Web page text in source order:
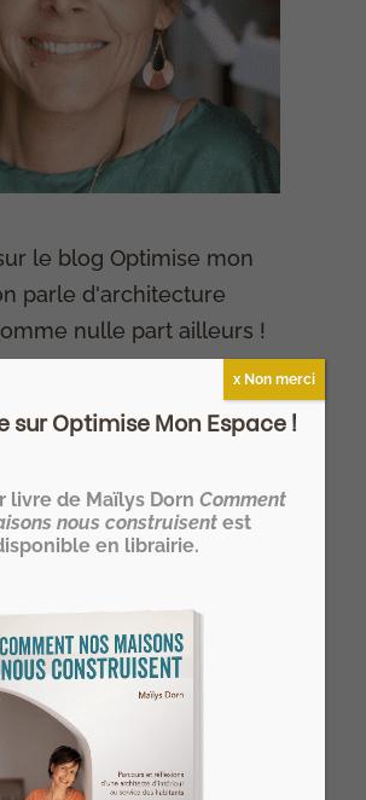
le blog Optimise mon
parle d'architecture
nulle part ailleurs !
un architecte
de l’optimisation
l’habitat !
devenir votre propre
?
l’Atelier HOME Découverte
sur Optimise Mon Espace !
livre de Maïlys Dorn Comment
nous construisent est
en librairie.
x Non merci